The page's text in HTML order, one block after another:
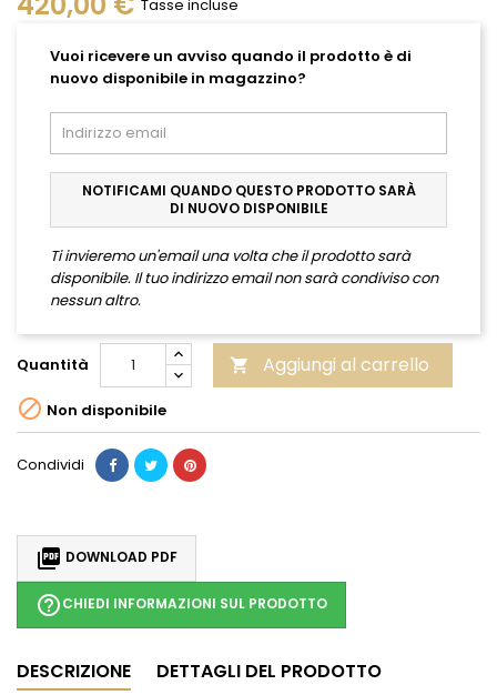
Tasse incluse
Vuoi ricevere un avviso quando il prodotto è di
nuovo disponibile in magazzino?
NOTIFICAMI QUANDO QUESTO PRODOTTO SARÀ
DI NUOVO DISPONIBILE
Ti invieremo un'email una volta che il prodotto sarà
disponibile. Il tuo indirizzo email non sarà condiviso con
nessun altro.
Quantità  Aggiungi al carrello
 Non disponibile
Condividi
 DOWNLOAD PDF
help_outlineCHIEDI INFORMAZIONI SUL PRODOTTO
DESCRIZIONE
DETTAGLI DEL PRODOTTO